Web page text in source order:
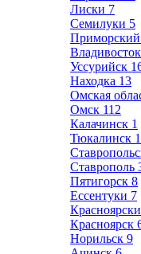
Лиски 7
Семилуки 5
Приморский
Владивосток
Уссурийск
Находка 13
Омская
Омск 112
Калачинск 1
Тюкалинск 1
Ставрополь
Пятигорск 8
Ессентуки 7
Красноярск
Норильск 9